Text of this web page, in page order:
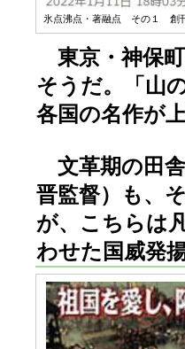
氷点沸点・著融点 その１ 創
東京・神保
そうだ。「山
各国の名作が
文革期の田
晋監督）も、
が、こちらは
わせた国威発